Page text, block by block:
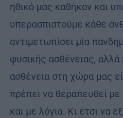
ηθικό μας καθήκον και
υπερασπιστούμε κάθε
αντιμετωπίσει μία
φυσικής ασθένειας, αλλά
ασθένεια στη χώρα μας
πρέπει να θεραπευθεί
και με λόγια. Κι έτσι να